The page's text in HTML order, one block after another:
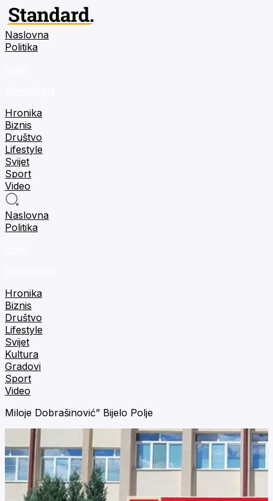
Naslovna
Politika
Hronika
Biznis
Društvo
Lifestyle
Svijet
Sport
Video
Naslovna
Politika
Hronika
Biznis
Društvo
Lifestyle
Svijet
Kultura
Gradovi
Sport
Video
Miloje Dobrašinović” Bijelo Polje